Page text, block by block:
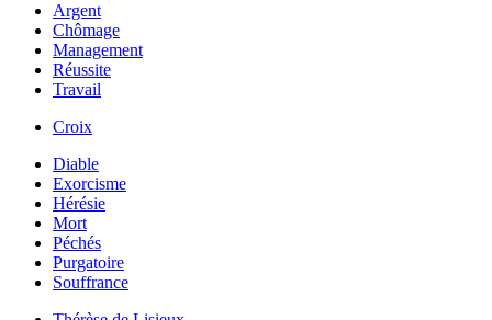
Argent
Chômage
Management
Réussite
Travail
Croix
Diable
Exorcisme
Hérésie
Mort
Péchés
Purgatoire
Souffrance